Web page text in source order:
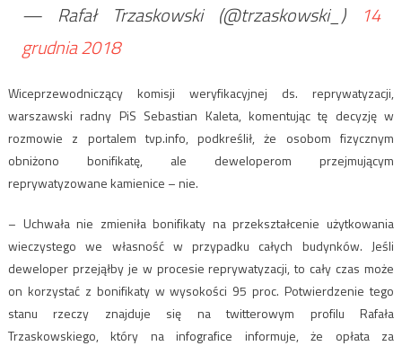
— Rafał Trzaskowski (@trzaskowski_)
14
grudnia 2018
Wiceprzewodniczący komisji weryfikacyjnej ds. reprywatyzacji,
warszawski radny PiS Sebastian Kaleta, komentując tę decyzję w
rozmowie z portalem tvp.info, podkreślił, że osobom fizycznym
obniżono bonifikatę, ale deweloperom przejmującym
reprywatyzowane kamienice – nie.
– Uchwała nie zmieniła bonifikaty na przekształcenie użytkowania
wieczystego we własność w przypadku całych budynków. Jeśli
deweloper przejąłby je w procesie reprywatyzacji, to cały czas może
on korzystać z bonifikaty w wysokości 95 proc. Potwierdzenie tego
stanu rzeczy znajduje się na twitterowym profilu Rafała
Trzaskowskiego, który na infografice informuje, że opłata za